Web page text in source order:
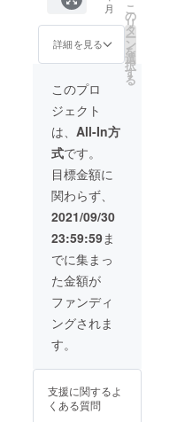
ださ
い。ご
方に
コード
ゼント
いただ
くこと
も可能
送料380
円→0円
8月下旬
にお届
け予定
配送の
際はプ
ロダク
トがわ
からな
いよう
に、発
送させ
す。 写
真はギ
フト
ボック
380円
→0円 8
月下旬
配送の
際はプ
ロダク
トがわ
からな
いよう
に、発
送させ
ていた
だきま
す。
月
詳細を見る
こ
の
リ
タ
ー
ン
を
選
択
す
る
このプロ
ジェクト
は、 All-In方
式です。
目標金額に
関わらず、
2021/09/30
23:59:59ま
でに集まっ
た金額が
ファンディ
ングされま
す。
支援に関するよ
くある質問